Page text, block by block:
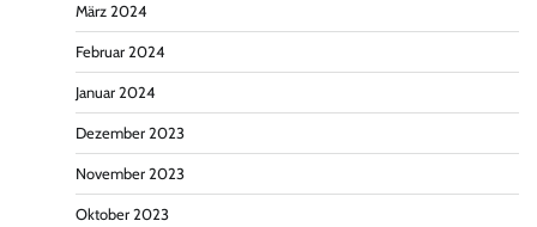
März 2024
Februar 2024
Januar 2024
Dezember 2023
November 2023
Oktober 2023